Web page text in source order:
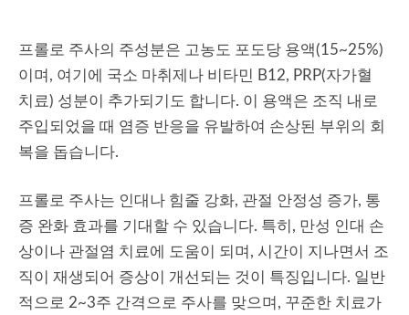
프롤로 주사의 주성분은 고농도 포도당 용액(15~25%)
이며, 여기에 국소 마취제나 비타민 B12, PRP(자가혈
치료) 성분이 추가되기도 합니다. 이 용액은 조직 내로
주입되었을 때 염증 반응을 유발하여 손상된 부위의 회
복을 돕습니다.
프롤로 주사는 인대나 힘줄 강화, 관절 안정성 증가, 통
증 완화 효과를 기대할 수 있습니다. 특히, 만성 인대 손
상이나 관절염 치료에 도움이 되며, 시간이 지나면서 조
직이 재생되어 증상이 개선되는 것이 특징입니다. 일반
적으로 2~3주 간격으로 주사를 맞으며, 꾸준한 치료가